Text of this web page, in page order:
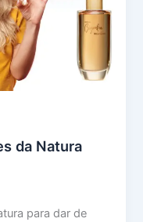
da Natura
para dar de